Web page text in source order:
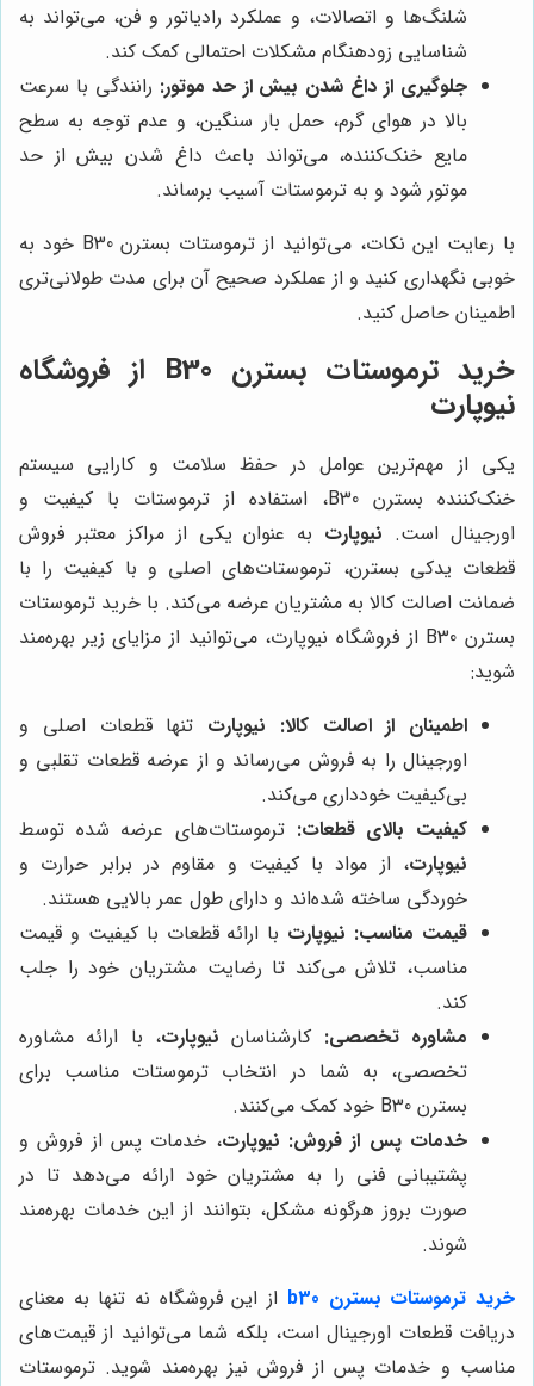
شلنگ‌ها و اتصالات، و عملکرد رادیاتور و فن، می‌تواند به
شناسایی زودهنگام مشکلات احتمالی کمک کند.
جلوگیری از داغ شدن بیش از حد موتور: رانندگی با سرعت
بالا در هوای گرم، حمل بار سنگین، و عدم توجه به سطح
مایع خنک‌کننده، می‌تواند باعث داغ شدن بیش از حد
موتور شود و به ترموستات آسیب برساند.
با رعایت این نکات، می‌توانید از ترموستات بسترن B30 خود به
خوبی نگهداری کنید و از عملکرد صحیح آن برای مدت طولانی‌تری
اطمینان حاصل کنید.
خرید ترموستات بسترن B30 از فروشگاه
نیوپارت
یکی از مهم‌ترین عوامل در حفظ سلامت و کارایی سیستم
خنک‌کننده بسترن B30، استفاده از ترموستات با کیفیت و
اورجینال است. نیوپارت به عنوان یکی از مراکز معتبر فروش
قطعات یدکی بسترن، ترموستات‌های اصلی و با کیفیت را با
ضمانت اصالت کالا به مشتریان عرضه می‌کند. با خرید ترموستات
بسترن B30 از فروشگاه نیوپارت، می‌توانید از مزایای زیر بهره‌مند
شوید:
اطمینان از اصالت کالا: نیوپارت تنها قطعات اصلی و
اورجینال را به فروش می‌رساند و از عرضه قطعات تقلبی و
بی‌کیفیت خودداری می‌کند.
کیفیت بالای قطعات: ترموستات‌های عرضه شده توسط
نیوپارت، از مواد با کیفیت و مقاوم در برابر حرارت و
خوردگی ساخته شده‌اند و دارای طول عمر بالایی هستند.
قیمت مناسب: نیوپارت با ارائه قطعات با کیفیت و قیمت
مناسب، تلاش می‌کند تا رضایت مشتریان خود را جلب
کند.
مشاوره تخصصی: کارشناسان نیوپارت، با ارائه مشاوره
تخصصی، به شما در انتخاب ترموستات مناسب برای
بسترن B30 خود کمک می‌کنند.
خدمات پس از فروش: نیوپارت، خدمات پس از فروش و
پشتیبانی فنی را به مشتریان خود ارائه می‌دهد تا در
صورت بروز هرگونه مشکل، بتوانند از این خدمات بهره‌مند
شوند.
خرید ترموستات بسترن b30
از این فروشگاه نه تنها به معنای
دریافت قطعات اورجینال است، بلکه شما می‌توانید از قیمت‌های
مناسب و خدمات پس از فروش نیز بهره‌مند شوید. ترموستات